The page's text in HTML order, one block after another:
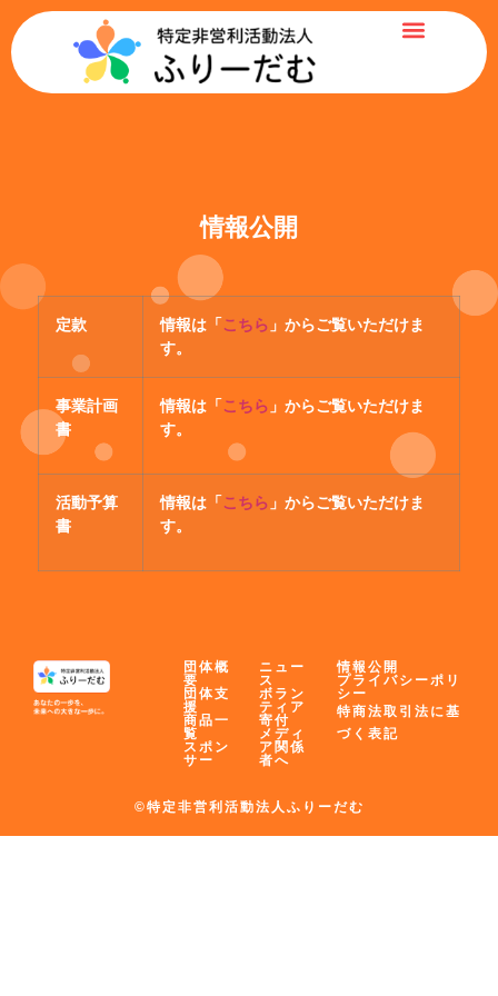
情報公開
定款 情報は「こちら 」からご覧いただけま
す。
事業計画
書
情報は「こちら 」からご覧いただけま
す。
活動予算
書
情報は「こちら 」からご覧いただけま
す。
団体概
要
団体支
援
商品一
覧
スポン
サー
ニュー
ス
ボラン
ティア
寄付
メディ
ア関係
者へ
情報公開
プライバシーポリ
シー
特商法取引法に基
づく表記
©特定非営利活動法人ふりーだむ